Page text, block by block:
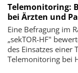
Telemonitoring:
bei Ärzten und
Eine Befragung im
„sekTOR-HF"
des Einsatzes
Telemonitoring bei